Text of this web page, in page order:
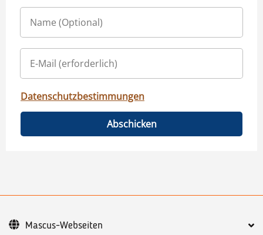
Datenschutzbestimmungen
Abschicken
Mascus-Webseiten